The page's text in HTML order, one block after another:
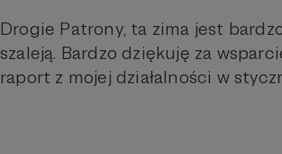
Drogie Patrony, ta zima jest
szaleją. Bardzo dziękuję za
raport z mojej działalności w